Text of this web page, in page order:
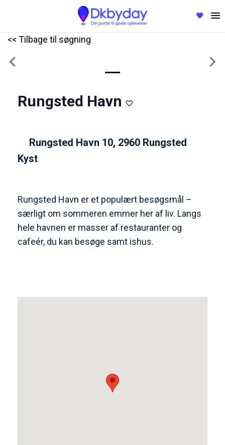
<< Tilbage til søgning
Previous
Rungsted Havn
Rungsted Havn 10, 2960 Rungsted
Kyst
Rungsted Havn er et populært besøgsmål –
særligt om sommeren emmer her af liv. Langs
hele havnen er masser af restauranter og
cafeér, du kan besøge samt ishus.